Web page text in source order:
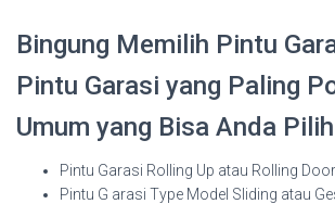
Bingung Memilih Pintu
Pintu Garasi yang Paling
Umum yang Bisa Anda Pilih
Pintu Garasi Rolling Up atau Rolling Door
Pintu G arasi Type Model Sliding atau